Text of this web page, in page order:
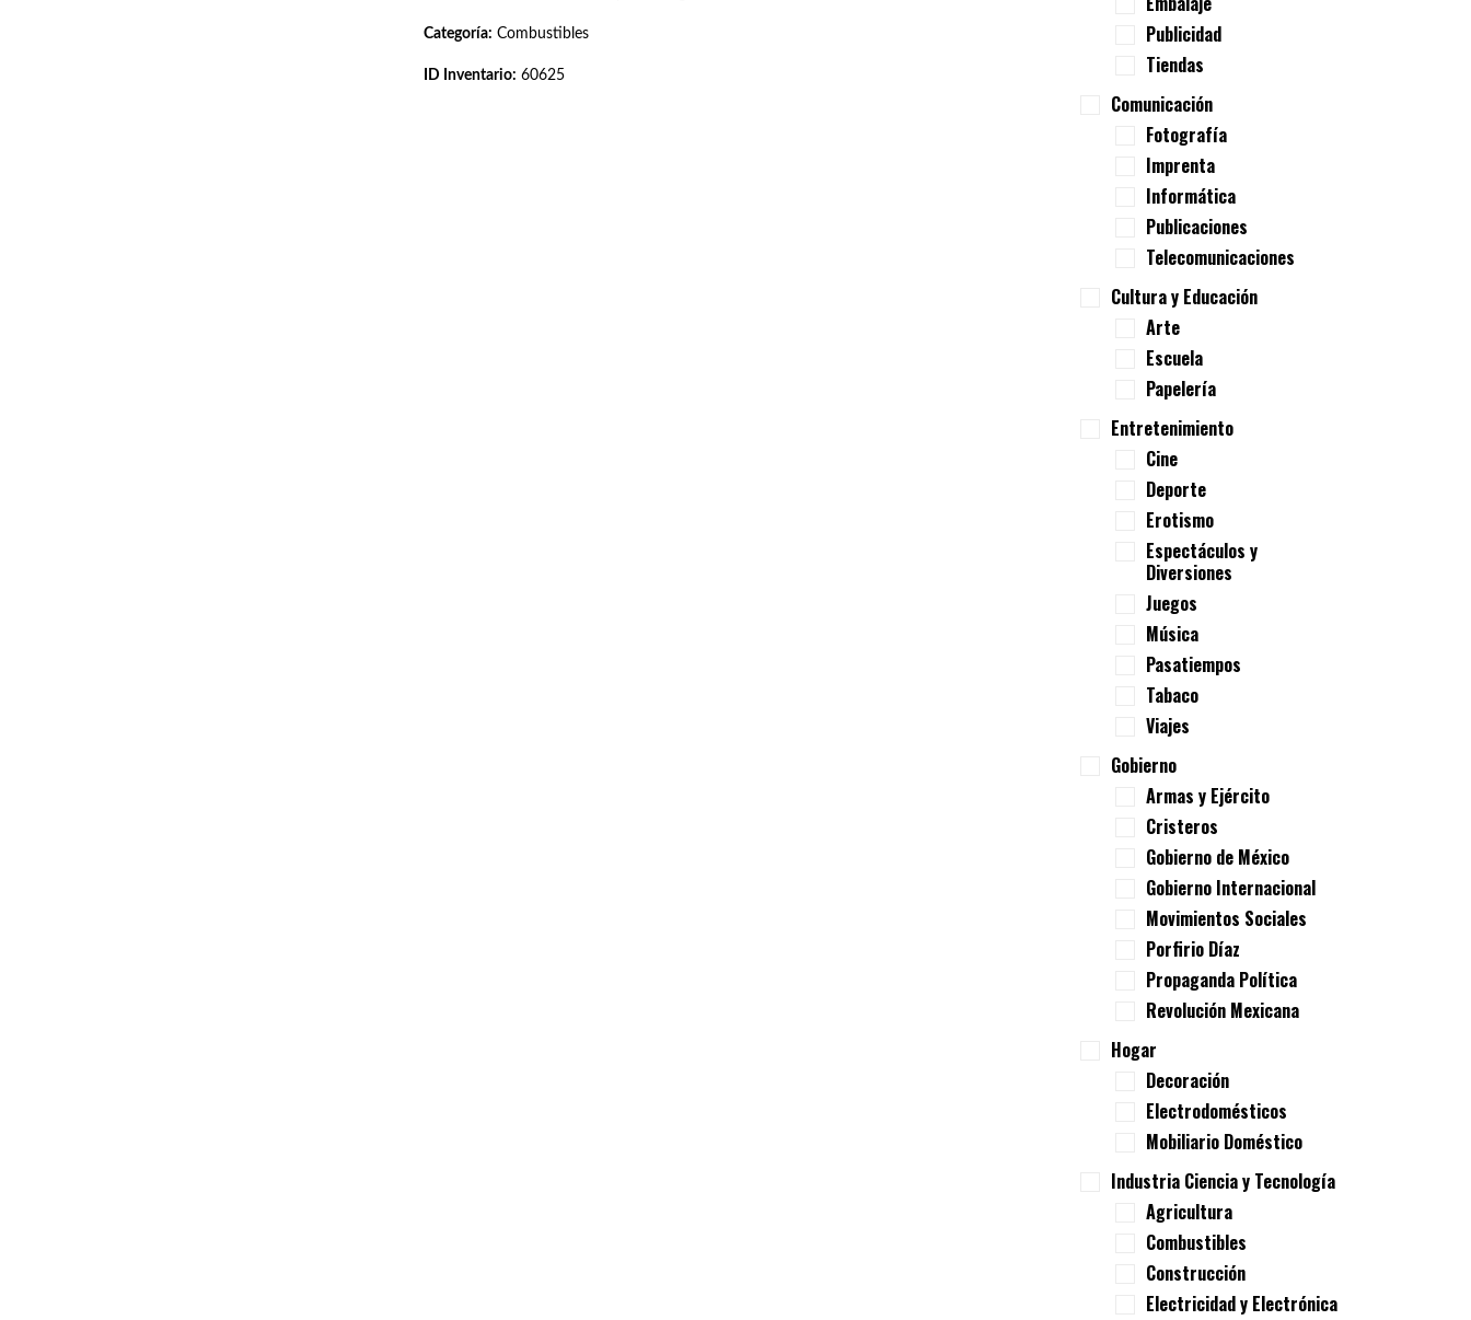
Categoría: Combustibles
ID Inventario: 60625
Publicidad
Tiendas
Comunicación
Fotografía
Imprenta
Informática
Publicaciones
Telecomunicaciones
Cultura y Educación
Arte
Escuela
Papelería
Entretenimiento
Cine
Deporte
Erotismo
Espectáculos y
Diversiones
Juegos
Música
Pasatiempos
Tabaco
Viajes
Gobierno
Armas y Ejército
Cristeros
Gobierno de México
Gobierno Internacional
Movimientos Sociales
Porfirio Díaz
Propaganda Política
Revolución Mexicana
Hogar
Decoración
Electrodomésticos
Mobiliario Doméstico
Industria Ciencia y Tecnología
Agricultura
Combustibles
Construcción
Electricidad y Electrónica